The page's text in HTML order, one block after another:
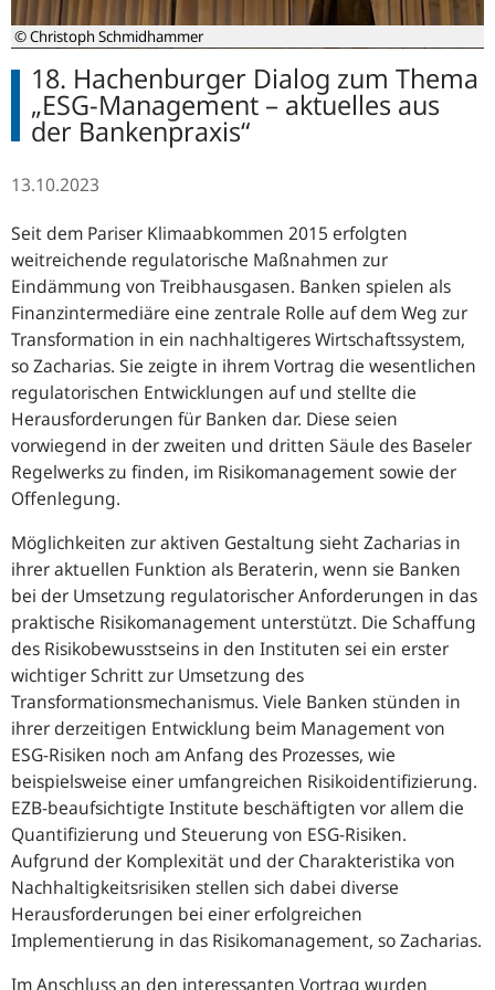
© Christoph Schmidhammer
18. Hachenburger Dialog zum Thema
„ESG-Management – aktuelles aus
der Bankenpraxis“
13.10.2023
Seit dem Pariser Klimaabkommen 2015 erfolgten
weitreichende regulatorische Maßnahmen zur
Eindämmung von Treibhausgasen. Banken spielen als
Finanzintermediäre eine zentrale Rolle auf dem Weg zur
Transformation in ein nachhaltigeres Wirtschaftssystem,
so Zacharias. Sie zeigte in ihrem Vortrag die wesentlichen
regulatorischen Entwicklungen auf und stellte die
Herausforderungen für Banken dar. Diese seien
vorwiegend in der zweiten und dritten Säule des Baseler
Regelwerks zu finden, im Risikomanagement sowie der
Offenlegung.
Möglichkeiten zur aktiven Gestaltung sieht Zacharias in
ihrer aktuellen Funktion als Beraterin, wenn sie Banken
bei der Umsetzung regulatorischer Anforderungen in das
praktische Risikomanagement unterstützt. Die Schaffung
des Risikobewusstseins in den Instituten sei ein erster
wichtiger Schritt zur Umsetzung des
Transformationsmechanismus. Viele Banken stünden in
ihrer derzeitigen Entwicklung beim Management von
ESG-Risiken noch am Anfang des Prozesses, wie
beispielsweise einer umfangreichen Risikoidentifizierung.
EZB-beaufsichtigte Institute beschäftigten vor allem die
Quantifizierung und Steuerung von ESG-Risiken.
Aufgrund der Komplexität und der Charakteristika von
Nachhaltigkeitsrisiken stellen sich dabei diverse
Herausforderungen bei einer erfolgreichen
Implementierung in das Risikomanagement, so Zacharias.
Im Anschluss an den interessanten Vortrag wurden